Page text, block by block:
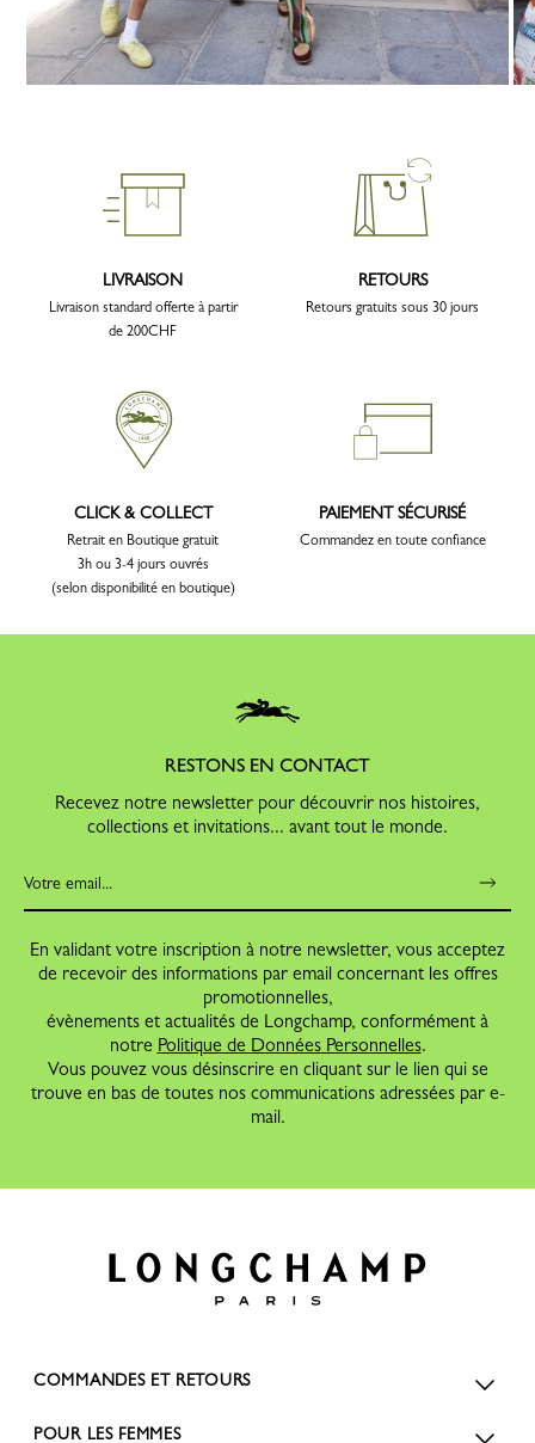
LIVRAISON
Livraison standard offerte à partir
de 200CHF
RETOURS
Retours gratuits sous 30 jours
CLICK & COLLECT
Retrait en Boutique gratuit
3h ou 3-4 jours ouvrés
(selon disponibilité en boutique)
PAIEMENT SÉCURISÉ
Commandez en toute confiance
RESTONS EN CONTACT
Recevez notre newsletter pour découvrir nos histoires,
collections et invitations... avant tout le monde.
En validant votre inscription à notre newsletter, vous acceptez
de recevoir des informations par email concernant les offres
promotionnelles,
évènements et actualités de Longchamp, conformément à
notre Politique de Données Personnelles.
Vous pouvez vous désinscrire en cliquant sur le lien qui se
trouve en bas de toutes nos communications adressées par e-
mail.
COMMANDES ET RETOURS
POUR LES FEMMES